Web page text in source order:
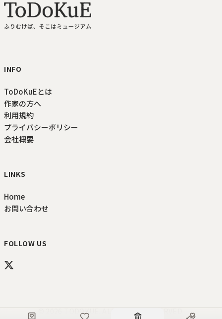
INFO
ToDoKuEとは
作家の方へ
利用規約
プライバシーポリシー
会社概要
LINKS
Home
お問い合わせ
FOLLOW US
TODOKUE . ALL RIGHTS RESERVED.